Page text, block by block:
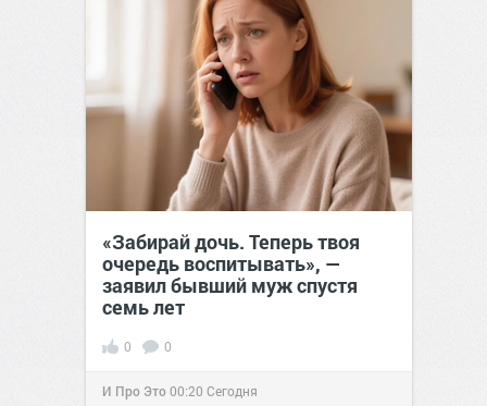
«Забирай дочь. Теперь твоя
очередь воспитывать», —
заявил бывший муж спустя
семь лет
0 0
И Про Это00:20 Сегодня